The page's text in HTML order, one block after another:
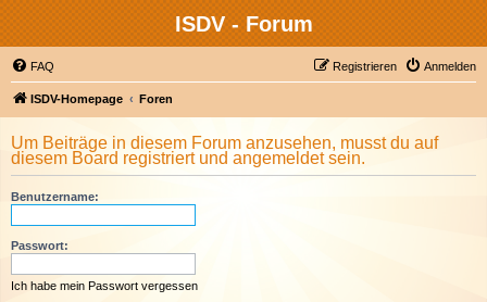
ISDV - Forum
FAQ Anmelden
Registrieren
ISDV-Homepage Foren
Um Beiträge in diesem Forum anzusehen, musst du auf
diesem Board registriert und angemeldet sein.
Benutzername:
Passwort:
Ich habe mein Passwort vergessen